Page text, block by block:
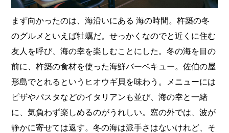
まず向かったのは、海沿いにある 海の時間。杵築の冬
のグルメといえば牡蠣だ。せっかくなのでと近くに住む
友人を呼び、海の幸を楽しむことにした。冬の海を目の
前に、杵築の食材を使った海鮮バーベキュー。佐伯の屋
形島でとれるというヒオウギ貝を味わう。メニューには
ピザやパスタなどのイタリアンも並び、海の幸と一緒
に、気負わず楽しめるのがうれしい。窓の外では、波が
静かに寄せては返す。冬の海は派手さはないけれど、そ